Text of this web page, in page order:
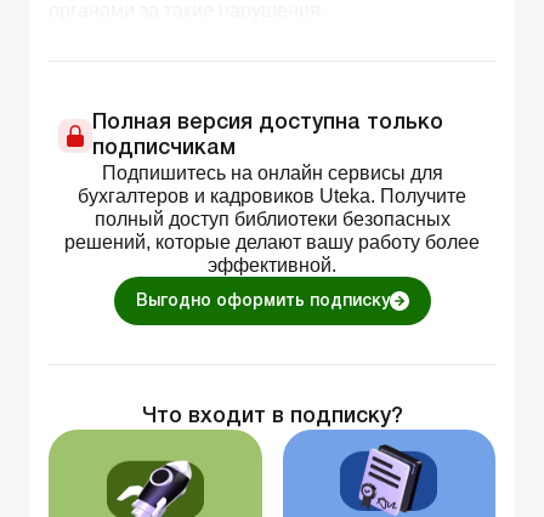
Полная версия доступна только
подписчикам
Подпишитесь на онлайн сервисы для
бухгалтеров и кадровиков Uteka. Получите
полный доступ библиотеки безопасных
решений, которые делают вашу работу более
эффективной.
Выгодно оформить подписку
Что входит в подписку?